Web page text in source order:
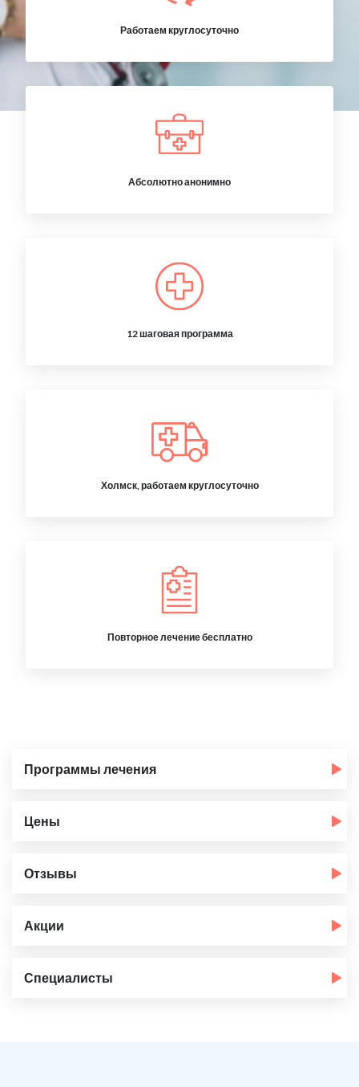
Работаем круглосуточно
Абсолютно анонимно
12 шаговая программа
Холмск, работаем круглосуточно
Повторное лечение бесплатно
Программы лечения
Цены
Отзывы
Акции
Специалисты